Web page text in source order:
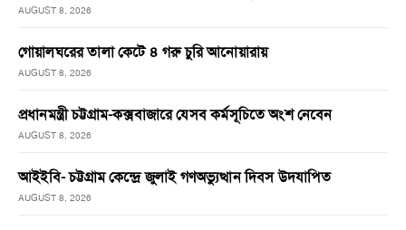
AUGUST 8, 2026
গোয়ালঘরের তালা কেটে ৪ গরু চুরি আনোয়ারায়
AUGUST 8, 2026
প্রধানমন্ত্রী চট্টগ্রাম-কক্সবাজারে যেসব কর্মসূচিতে অংশ নেবেন
AUGUST 8, 2026
আইইবি- চট্টগ্রাম কেন্দ্রে জুলাই গণঅভ্যুত্থান দিবস উদযাপিত
AUGUST 8, 2026